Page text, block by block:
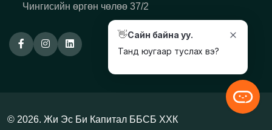
Чингисийн өргөн чөлөө 37/2
© 2026. Жи Эс Би Капитал ББСБ ХХК
👋Сайн байна уу.
Танд юугаар туслах вэ?